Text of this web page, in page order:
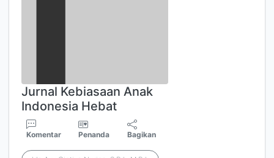
Jurnal Kebiasaan Anak
Indonesia Hebat
Komentar Penanda Bagikan